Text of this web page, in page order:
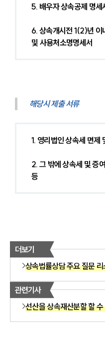
5. 배우자 상속공제 명세
6. 상속개시전 1(2)년 이
및 사용처소명명세서
해당시 제출 서류
1. 영리법인 상속세 면제
2. 그 밖에 상속세 및 증
등
더보기
상속법률상담 주요 질문
관련기사
선산을 상속재산분할 할